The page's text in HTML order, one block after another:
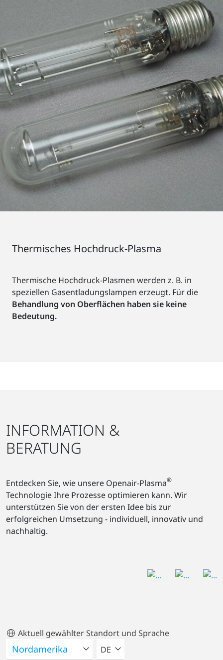
Thermisches Hochdruck-Plasma
Thermische Hochdruck-Plasmen werden z. B. in
speziellen Gasentladungslampen erzeugt. Für die
Behandlung von Oberflächen haben sie keine
Bedeutung.
INFORMATION &
BERATUNG
Entdecken Sie, wie unsere Openair-Plasma®
Technologie Ihre Prozesse optimieren kann. Wir
unterstützen Sie von der ersten Idee bis zur
erfolgreichen Umsetzung - individuell, innovativ und
nachhaltig.
Aktuell gewählter Standort und Sprache
BITTE WÄHLEN SIE EINE
DE